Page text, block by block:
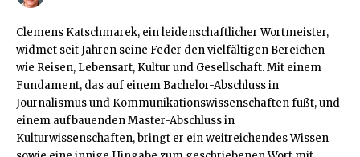
Clemens Katschmarek, ein leidenschaftlicher Wortmeister,
widmet seit Jahren seine Feder den vielfältigen Bereichen
wie Reisen, Lebensart, Kultur und Gesellschaft. Mit einem
Fundament, das auf einem Bachelor-Abschluss in
Journalismus und Kommunikationswissenschaften fußt, und
einem aufbauenden Master-Abschluss in
Kulturwissenschaften, bringt er ein weitreichendes Wissen